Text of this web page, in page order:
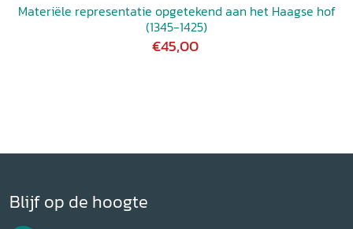
Materiële representatie opgetekend aan het Haagse hof
(1345-1425)
€45,00
Blijf op de hoogte